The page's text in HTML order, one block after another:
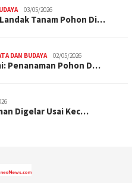
03/05/2026
Tanam Pohon Di…
DAN BUDAYA 02/05/2026
Penanaman Pohon D…
Digelar Usai Kec…